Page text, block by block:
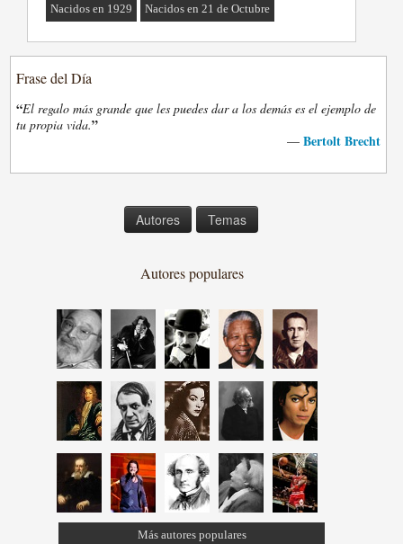
Nacidos en 1929 Nacidos en 21 de Octubre
Frase del Día
“El regalo más grande que les puedes dar a los demás es el ejemplo de
tu propia vida.”
— Bertolt Brecht
Autores Temas
Autores populares
Más autores populares